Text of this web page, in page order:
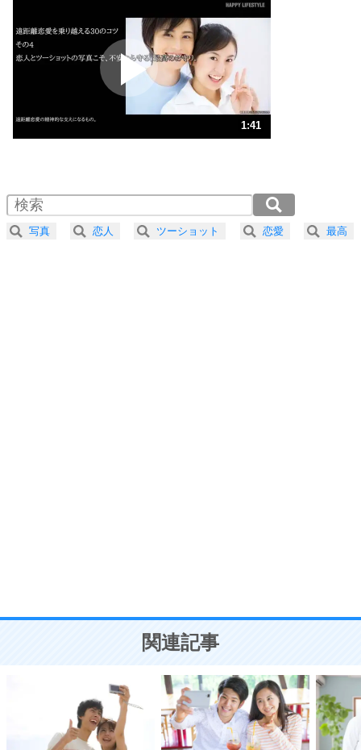
いらいらしない人になる30の方法
プラス思考
ポジティブになれない原因は、行動しないから。
ポジティブ思考になる30の方法
ストレス対策
人生、なんとかなるもの。
気楽に生きる30の方法
4 器の大きい人は、怒りを優しさで表現する。
プラス思考
ことが大切。
1:41
2.0倍速 （199KB 50秒）
2.5倍速 （160KB 40秒）
3.0倍速 （133KB 33秒）
写真 恋人 ツーショット 恋愛 最高
関連記事